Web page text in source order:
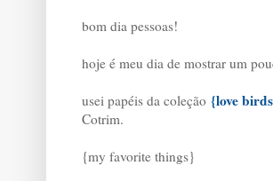
bom dia pessoas!
hoje é meu dia de mostrar um
usei papéis da coleção {love
Cotrim.
{my favorite things}